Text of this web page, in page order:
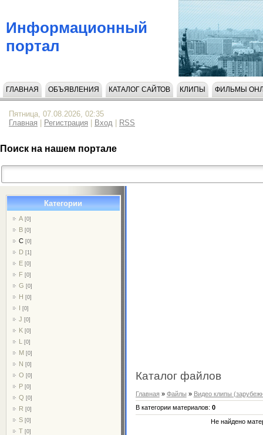
Информационный
портал
ГЛАВНАЯ ОБЪЯВЛЕНИЯ КАТАЛОГ САЙТОВ КЛИПЫ ФИЛЬМЫ
Пятница, 07.08.2026, 02:35
Главная
Регистрация Вход RSS
Поиск на нашем портале
Категории
A [0]
B [0]
C [0]
D [1]
E [0]
F [0]
G [0]
H [0]
I [0]
J [0]
K [0]
L [0]
M [0]
N [0]
O [0]
P [0]
Q [0]
R [0]
S [0]
T [0]
Каталог файлов
Главная » Файлы » Видео клипы
В категории материалов: 0
Не найдено